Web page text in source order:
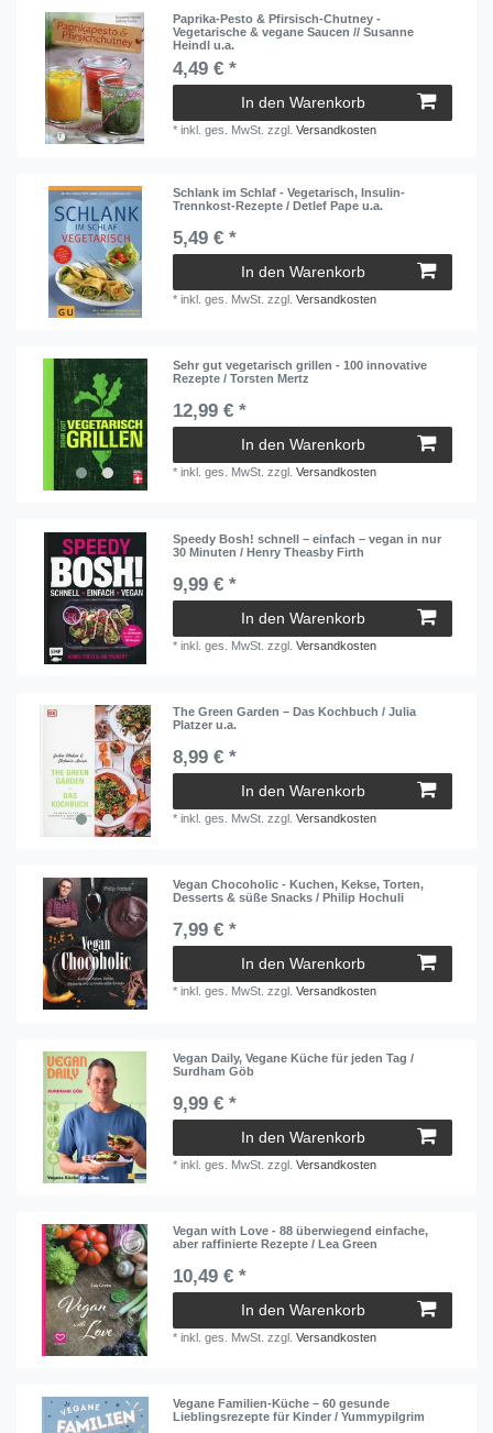
Paprika-Pesto & Pfirsisch-Chutney -
Vegetarische & vegane Saucen // Susanne
Heindl u.a.
4,49 € *
In den Warenkorb
*inkl. ges. MwSt. zzgl.Versandkosten
Schlank im Schlaf - Vegetarisch, Insulin-
Trennkost-Rezepte / Detlef Pape u.a.
5,49 € *
In den Warenkorb
*inkl. ges. MwSt. zzgl.Versandkosten
Sehr gut vegetarisch grillen - 100 innovative
Rezepte / Torsten Mertz
12,99 € *
In den Warenkorb
*inkl. ges. MwSt. zzgl.Versandkosten
Speedy Bosh! schnell – einfach – vegan in nur
30 Minuten / Henry Theasby Firth
9,99 € *
In den Warenkorb
*inkl. ges. MwSt. zzgl.Versandkosten
The Green Garden – Das Kochbuch / Julia
Platzer u.a.
8,99 € *
In den Warenkorb
*inkl. ges. MwSt. zzgl.Versandkosten
Vegan Chocoholic - Kuchen, Kekse, Torten,
Desserts & süße Snacks / Philip Hochuli
7,99 € *
In den Warenkorb
*inkl. ges. MwSt. zzgl.Versandkosten
Vegan Daily, Vegane Küche für jeden Tag /
Surdham Göb
9,99 € *
In den Warenkorb
*inkl. ges. MwSt. zzgl.Versandkosten
Vegan with Love - 88 überwiegend einfache,
aber raffinierte Rezepte / Lea Green
10,49 € *
In den Warenkorb
*inkl. ges. MwSt. zzgl.Versandkosten
Vegane Familien-Küche – 60 gesunde
Lieblingsrezepte für Kinder / Yummypilgrim